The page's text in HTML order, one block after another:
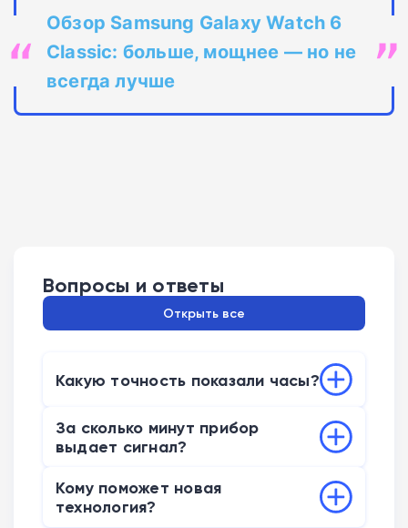
Обзор Samsung Galaxy Watch 6
Classic: больше, мощнее — но не
всегда лучше
Вопросы и ответы
Открыть все
Какую точность показали часы?
Датчик PPG и алгоритмы ИИ определяют
приближение обморока с точностью
За сколько минут прибор
выдает сигнал?
потери сознания за пять минут до начала
Кому поможет новая
технология?